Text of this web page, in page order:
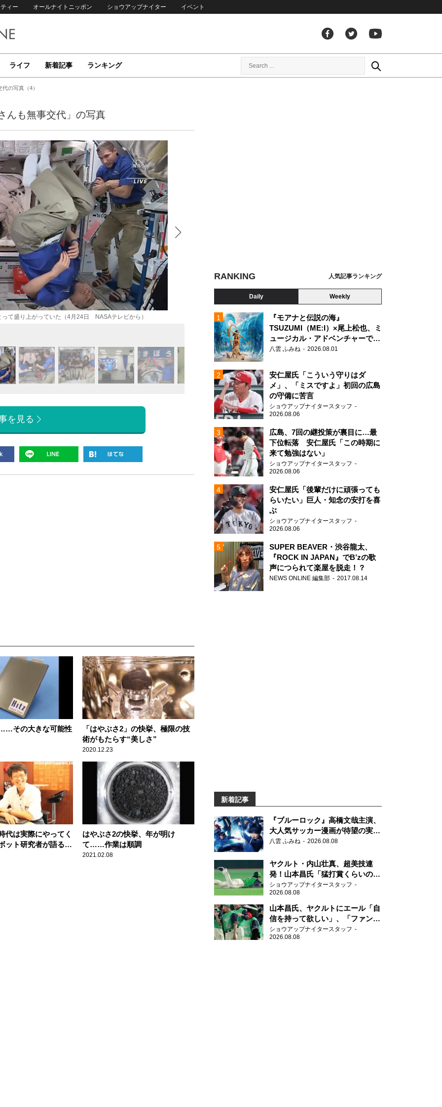
ィー オールナイトニッポン ショウアップナイター イベント
ライフ 新着記事 ランキング
の写真（4）
も無事交代」の写真
て盛り上がっていた（4月24日 NASAテレビから） 野口さんと星出さん、「再会」の瞬間（4月24日 NASAテレビから）
を見る
その大きな可能性
「はやぶさ2」の快挙、極限の技
術がもたらす“美しさ”
2020.12.23
代は実際にやってく
ット研究者が語る
はやぶさ2の快挙、年が明け
て……作業は順調
2021.02.08
RANKING 人気記事ランキング
Daily Weekly
『モアナと伝説の海』
TSUZUMI（ME:I）×尾上松也、ミ
ュージカル・アドベンチャーで美
声を響かせる
八雲 ふみね 2026.08.01
安仁屋氏「こういう守りはダ
メ」、「ミスですよ」初回の広島
の守備に苦言
ショウアップナイタースタッフ
2026.08.06
広島、7回の継投策が裏目に…最
下位転落 安仁屋氏「この時期に
来て勉強はない」
ショウアップナイタースタッフ
2026.08.06
安仁屋氏「後輩だけに頑張っても
らいたい」巨人・知念の安打を喜
ぶ
ショウアップナイタースタッフ
2026.08.06
SUPER BEAVER・渋谷龍太、
『ROCK IN JAPAN』でB’zの歌
声につられて楽屋を脱走！？
NEWS ONLINE 編集部 2017.08.14
新着記事
『ブルーロック』高橋文哉主演、
大人気サッカー漫画が待望の実写
映画に
八雲 ふみね 2026.08.08
ヤクルト・内山壮真、超美技連
発！山本昌氏「猛打賞くらいの価
値」
ショウアップナイタースタッフ
2026.08.08
山本昌氏、ヤクルトにエール「自
信を持って欲しい」、「ファンの
方も毎日応援してくれています」
ショウアップナイタースタッフ
2026.08.08